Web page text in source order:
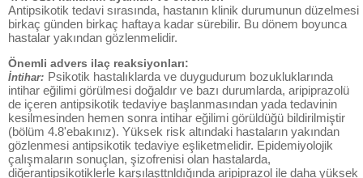
Antipsikotik tedavi sırasında, hastanın klinik durumunun düzelmesi
birkaç günden birkaç haftaya kadar sürebilir. Bu dönem boyunca
hastalar yakından gözlenmelidir.
Önemli advers ilaç reaksiyonları:
İntihar: Psikotik hastalıklarda ve duygudurum bozukluklarında
intihar eğilimi görülmesi doğaldır ve bazı durumlarda, aripiprazolü
de içeren antipsikotik tedaviye başlanmasından yada tedavinin
kesilmesinden hemen sonra intihar eğilimi görüldüğü bildirilmiştir
(bölüm 4.8'ebakınız). Yüksek risk altındaki hastaların yakından
gözlenmesi antipsikotik tedaviye eşliketmelidir. Epidemiyolojik
çalışmaların sonuçlan, şizofrenisi olan hastalarda,
diğerantipsikotiklerle karşılaşttnldığında aripiprazol ile daha yüksek